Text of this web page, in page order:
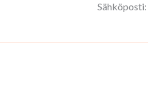
Sähköposti: